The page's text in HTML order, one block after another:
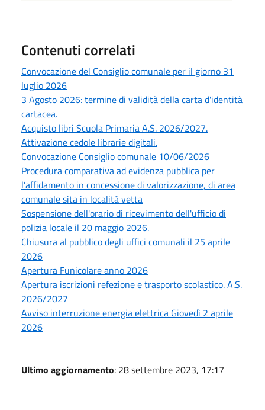
Contenuti correlati
Convocazione del Consiglio comunale per il giorno 31
luglio 2026
3 Agosto 2026: termine di validità della carta d'identità
cartacea.
Acquisto libri Scuola Primaria A.S. 2026/2027.
Attivazione cedole librarie digitali.
Convocazione Consiglio comunale 10/06/2026
Procedura comparativa ad evidenza pubblica per
l'affidamento in concessione di valorizzazione, di area
comunale sita in località vetta
Sospensione dell'orario di ricevimento dell'ufficio di
polizia locale il 20 maggio 2026.
Chiusura al pubblico degli uffici comunali il 25 aprile
2026
Apertura Funicolare anno 2026
Apertura iscrizioni refezione e trasporto scolastico. A.S.
2026/2027
Avviso interruzione energia elettrica Giovedì 2 aprile
2026
Ultimo aggiornamento: 28 settembre 2023, 17:17